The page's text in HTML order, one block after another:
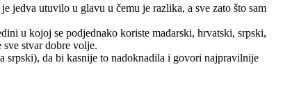
jedva utuvilo u glavu u čemu je razlika, a sve zato što sam
u kojoj se podjednako koriste mađarski, hrvatski, srpski,
stvar dobre volje.
srpski), da bi kasnije to nadoknadila i govori najpravilnije